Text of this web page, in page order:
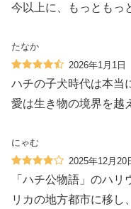
今以上に、もっともっ
たなか
2026年1月1日
ハチの子犬時代は本当
愛️は生き物の境界を越
にゃむ
2025年12月20
「ハチ公物語」のハ
リカの地方都市に移し